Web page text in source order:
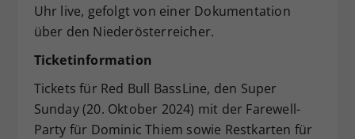
Uhr live, gefolgt von einer Dokumentation
über den Niederösterreicher.
Ticketinformation
Tickets für Red Bull BassLine, den Super
Sunday (20. Oktober 2024) mit der Farewell-
Party für Dominic Thiem sowie Restkarten für